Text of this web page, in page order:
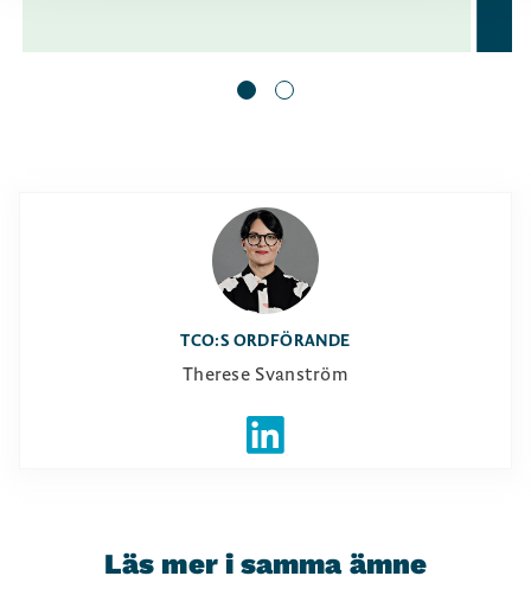
TCO:S ORDFÖRANDE
Therese Svanström
Läs mer i samma ämne